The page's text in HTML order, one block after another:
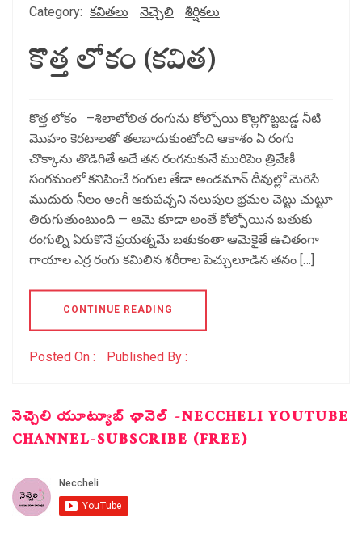
Category: కవితలు నెచ్చెలి శీర్షికలు
కొత్త లోకం (కవిత)
కొత్త లోకం –శిలాలోలిత రంగును కోల్పోయి కొల్లగొట్టబడ్డ నీటి
మొహం కెరటాలతో తలబాదుకుంటోంది ఆకాశం ఏ రంగు
చొక్కాను తొడిగితే అదే తన రంగనుకునే మురిపెం త్రివేణీ
సంగమంలో కనిపించే రంగుల తేడా అండమాన్ దీవుల్లో మెరిసే
ముదురు నీలం అంగీ ఆకుపచ్చని నలుపుల భ్రమల చెట్టు చుట్టూ
తిరుగుతుంటుంది — ఆమె కూడా అంతే కోల్పోయిన బతుకు
రంగుల్ని ఏరుకొనే ప్రయత్నమే బతుకంతా ఆమెకైతే ఉచితంగా
గాయాల ఎర్ర రంగు కమిలిన శరీరాల పెచ్చులూడిన తనం […]
CONTINUE READING
Posted On : Published By :
నెచ్చెలి యూట్యూబ్ ఛానెల్ -NECCHELI YOUTUBE
CHANNEL-SUBSCRIBE (FREE)